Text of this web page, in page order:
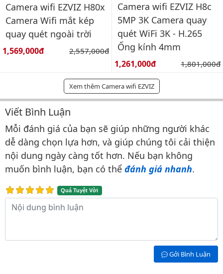
Camera wifi EZVIZ H80x
Camera Wifi mắt kép
quay quét ngoài trời
Giá bán:
1,569,000đ Giá gốc:
2,557,000đ
Camera wifi EZVIZ H8c
5MP 3K Camera quay
quét WiFi 3K - H.265
Ống kính 4mm
Giá bán:
1,261,000đ Giá gốc:
1,801,000đ
Xem thêm Camera wifi EZVIZ
Bình luận & Đánh giá
Viết Bình Luận
Mỗi đánh giá của bạn sẽ giúp những người khác
dễ dàng chọn lựa hơn, và giúp chúng tôi cải thiện
nội dung ngày càng tốt hơn. Nếu bạn không
muốn bình luận, bạn có thể đánh giá nhanh.
Quá Tuyệt Vời
Nội dung bình luận
Gởi Bình Luận